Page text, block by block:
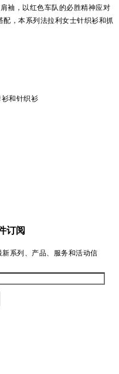
袖，以红色车队的必胜精神应对
，本系列法拉利女士针织衫和抓
衫和针织衫
订阅
系列、产品、服务和活动信